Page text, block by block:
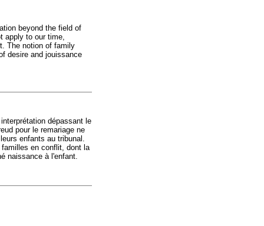
beyond the field of
apply to our time,
The notion of family
desire and jouissance
dépassant le
pour le remariage ne
enfants au tribunal.
en conflit, dont la
naissance à l'enfant.